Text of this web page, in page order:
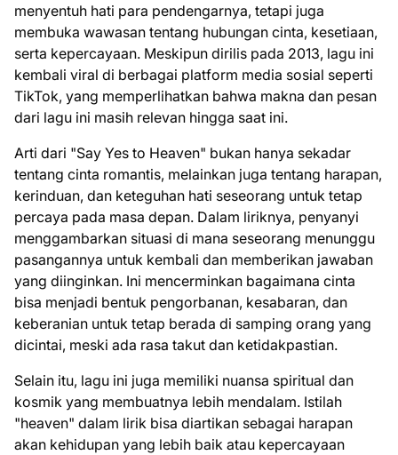
menyentuh hati para pendengarnya, tetapi juga
membuka wawasan tentang hubungan cinta, kesetiaan,
serta kepercayaan. Meskipun dirilis pada 2013, lagu ini
kembali viral di berbagai platform media sosial seperti
TikTok, yang memperlihatkan bahwa makna dan pesan
dari lagu ini masih relevan hingga saat ini.
Arti dari "Say Yes to Heaven" bukan hanya sekadar
tentang cinta romantis, melainkan juga tentang harapan,
kerinduan, dan keteguhan hati seseorang untuk tetap
percaya pada masa depan. Dalam liriknya, penyanyi
menggambarkan situasi di mana seseorang menunggu
pasangannya untuk kembali dan memberikan jawaban
yang diinginkan. Ini mencerminkan bagaimana cinta
bisa menjadi bentuk pengorbanan, kesabaran, dan
keberanian untuk tetap berada di samping orang yang
dicintai, meski ada rasa takut dan ketidakpastian.
Selain itu, lagu ini juga memiliki nuansa spiritual dan
kosmik yang membuatnya lebih mendalam. Istilah
"heaven" dalam lirik bisa diartikan sebagai harapan
akan kehidupan yang lebih baik atau kepercayaan